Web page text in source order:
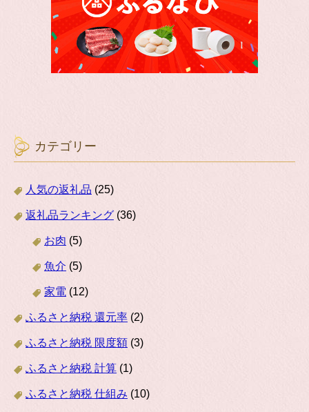
カテゴリー
人気の返礼品 (25)
返礼品ランキング (36)
お肉 (5)
魚介 (5)
家電 (12)
ふるさと納税 還元率 (2)
ふるさと納税 限度額 (3)
ふるさと納税 計算 (1)
ふるさと納税 仕組み (10)